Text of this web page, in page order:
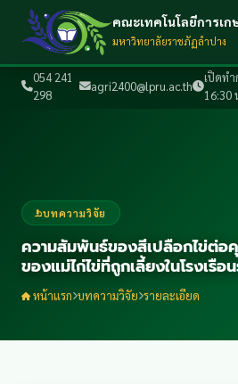
054 241
298
agri2400@lpru.ac.th
เปิดท
16:30
คณะเทคโนโลยีการเก
มหาวิทยาลัยราชภัฏลำปาง
บทความวิจัย
ความสัมพันธ์ของสีเปลือกไข่ต่
ของแม่ไก่ไข่ที่ถูกเลี้ยงในโรงเรือ
หน้าแรก บทความวิจัย รายละเอียด